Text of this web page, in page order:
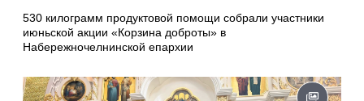
530 килограмм продуктовой помощи собрали участники
июньской акции «Корзина доброты» в
Набережночелнинской епархии